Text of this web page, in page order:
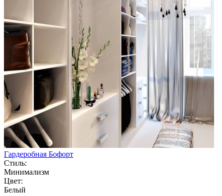
Гардеробная Бофорт
Стиль:
Минимализм
Цвет:
Белый